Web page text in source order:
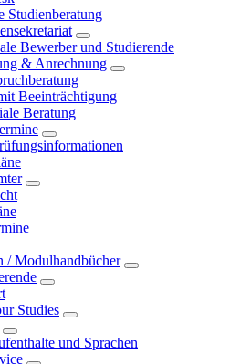
Studienberatung
Bewerber und Studierende
& Anrechnung
Beeinträchtigung
Beratung
/ Modulhandbücher
Studies
und Sprachen